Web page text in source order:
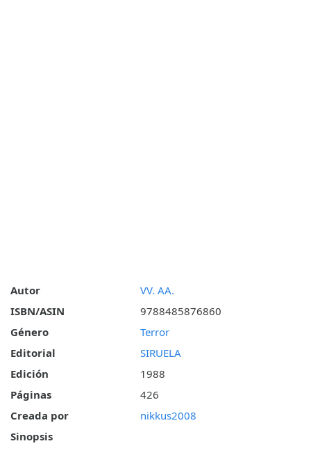
Autor
VV. AA.
ISBN/ASIN
9788485876860
Género
Terror
Editorial
SIRUELA
Edición
1988
Páginas
426
Creada por
nikkus2008
Sinopsis